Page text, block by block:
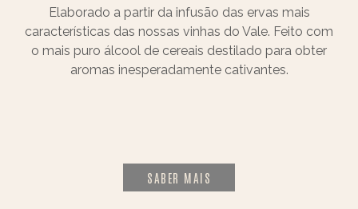
Elaborado a partir da infusão das ervas mais
características das nossas vinhas do Vale. Feito com
o mais puro álcool de cereais destilado para obter
aromas inesperadamente cativantes.
SABER MAIS